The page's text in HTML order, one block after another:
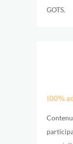
GOTS.
100%